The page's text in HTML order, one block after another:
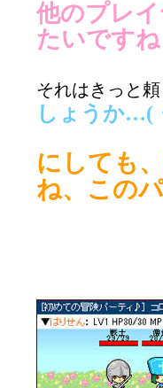
他のプレ
たいですね
それはきっと
しょうか…(
にしても
ね、この